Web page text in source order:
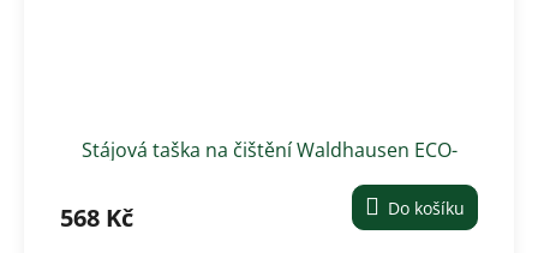
Stájová taška na čištění Waldhausen ECO-
568 Kč Do košíku